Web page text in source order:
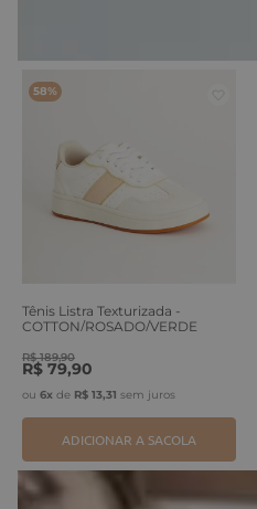
58%
Tênis Listra Texturizada -
COTTON/ROSADO/VERDE
R$ 189,90
R$ 79,90
ou 6x de R$ 13,31 sem juros
ADICIONAR A SACOLA